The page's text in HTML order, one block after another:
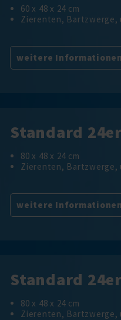
60 x 48 x 24 cm
Zierenten, Bartzwerge,
weitere Informationen
Standard
80 x 48 x 24 cm
Zierenten, Bartzwerge,
weitere Informationen
Standard
80 x 48 x 24 cm
Zierenten, Bartzwerge,